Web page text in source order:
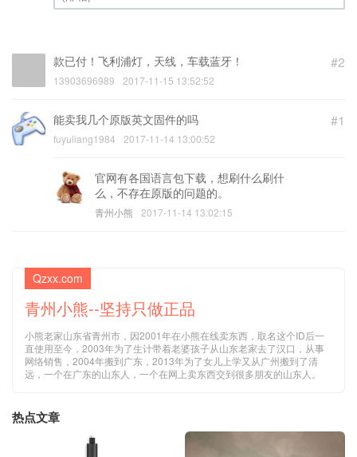
#2
款已付！飞利浦灯，天线，车载蓝牙！
13903696989 2017-11-15 13:52:52
#1
能卖我几个原版英文固件的吗
fuyuliang1984 2017-11-14 13:00:52
官网有各国语言包下载，想刷什么刷什
么，不存在原版的问题的。
青州小熊 2017-11-14 13:02:15
Qzxx.com
青州小熊--坚持只做正品
小熊老家山东省青州市，因2001年在小熊在线卖东西，取名这个ID后一
直使用至今，2003年为了生计带着老婆孩子从山东老家去了汉口，从事
网络销售，2004年搬到广东，2013年为了女儿上学又从广州搬到了清
远，一个在广东的山东人，一个在网上卖东西交到很多朋友的山东人。
热点文章